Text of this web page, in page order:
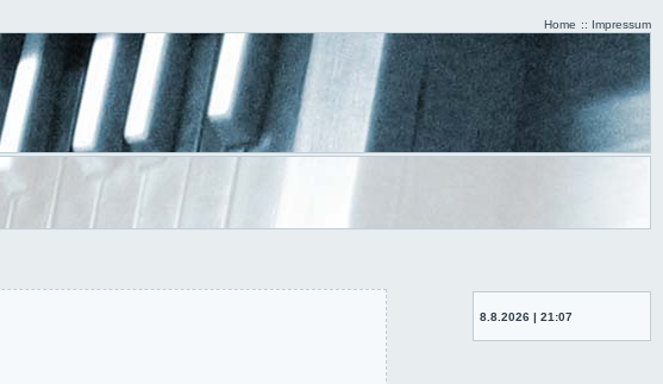
Home :: Impressum
8.8.2026 | 21:07